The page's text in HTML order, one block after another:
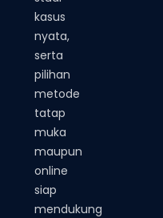
kasus
nyata,
serta
pilihan
metode
tatap
muka
maupun
online
siap
mendukung